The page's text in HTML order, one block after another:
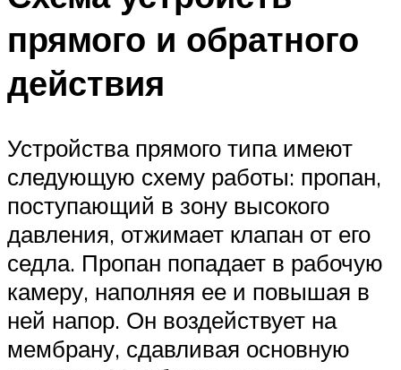
прямого и обратного
действия
Устройства прямого типа имеют
следующую схему работы: пропан,
поступающий в зону высокого
давления, отжимает клапан от его
седла. Пропан попадает в рабочую
камеру, наполняя ее и повышая в
ней напор. Он воздействует на
мембрану, сдавливая основную